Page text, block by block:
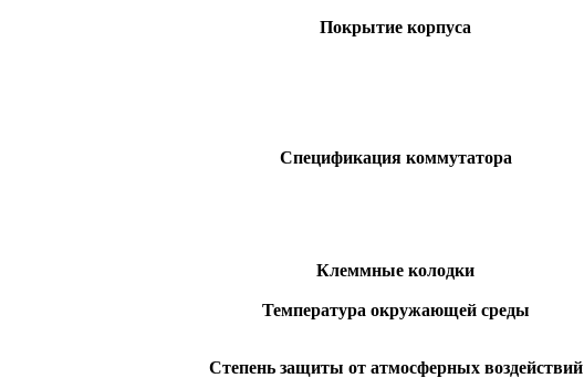
Покрытие корпуса
Спецификация коммутатора
Клеммные колодки
Температура окружающей среды
Степень защиты от атмосферных воздействий